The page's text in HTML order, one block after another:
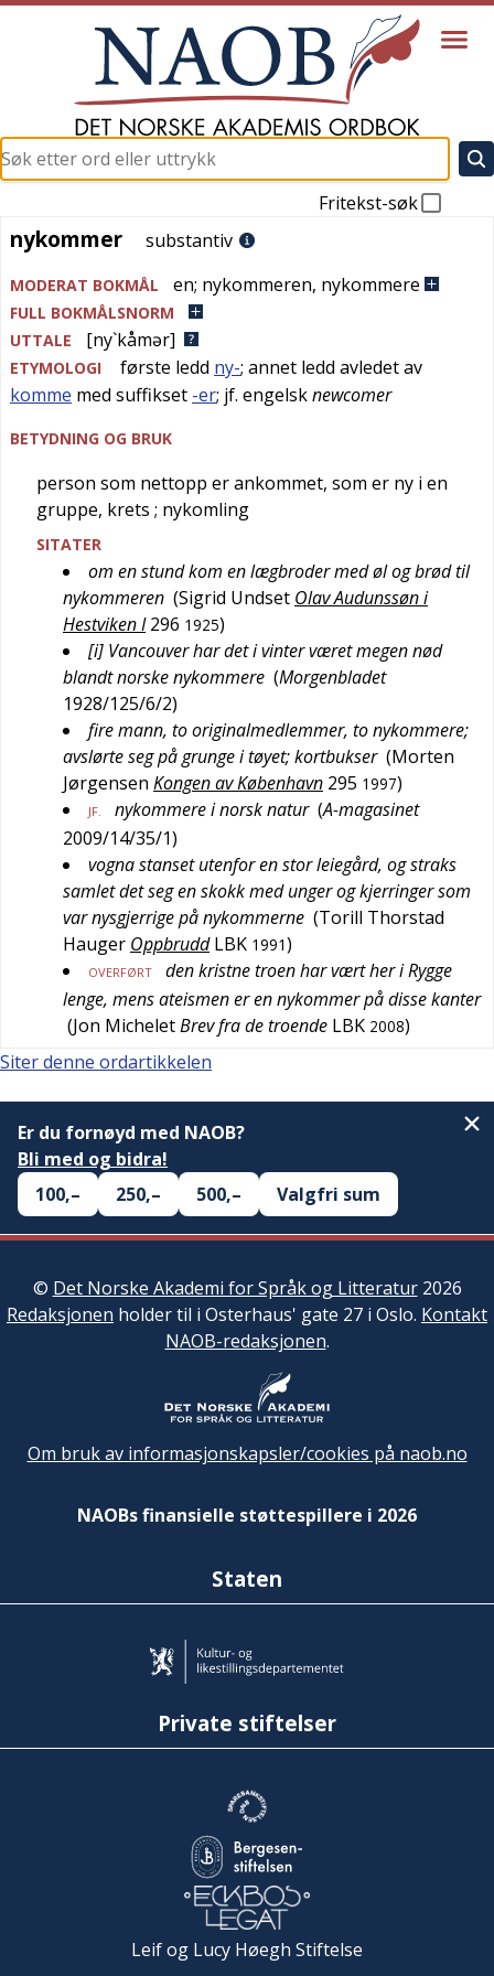
Fritekst-søk
nykommer
nykommer substantiv
MODERAT BOKMÅL en; nykommeren, nykommere
FULL BOKMÅLSNORM
UTTALE
[ny`kåmər]
ETYMOLOGI første ledd ny-; annet ledd avledet av
komme med suffikset -er; jf. engelsknewcomer
BETYDNING OG BRUK
person som nettopp er ankommet, som er ny i en
gruppe, krets ; nykomling
SITATER
om en stund kom en lægbroder med øl og brød til
nykommeren (Sigrid Undset Olav Audunssøn i
Hestviken I 296 1925)
[i] Vancouver har det i vinter været megen nød
blandt norske nykommere (Morgenbladet
1928/125/6/2)
fire mann, to originalmedlemmer, to nykommere;
avslørte seg på grunge i tøyet; kortbukser (Morten
Jørgensen Kongen av København 295 1997)
JF. nykommere i norsk natur (A-magasinet
2009/14/35/1)
vogna stanset utenfor en stor leiegård, og straks
samlet det seg en skokk med unger og kjerringer som
var nysgjerrige på nykommerne (Torill Thorstad
Hauger Oppbrudd LBK 1991)
OVERFØRT
den kristne troen har vært her i Rygge
lenge, mens ateismen er en nykommer på disse kanter
(Jon MicheletBrev fra de troende LBK 2008)
Siter denne ordartikkelen
Er du fornøyd med NAOB?
Bli med og bidra!
100,–
250,– 500,– Valgfri sum
© Det Norske Akademi for Språk og Litteratur2026
Redaksjonen holder til i Osterhaus' gate 27 i Oslo. Kontakt
NAOB-redaksjonen.
Om bruk av informasjonskapsler/cookies på naob.no
NAOBs finansielle støttespillere i 2026
Staten
Private stiftelser
Leif og Lucy Høegh Stiftelse